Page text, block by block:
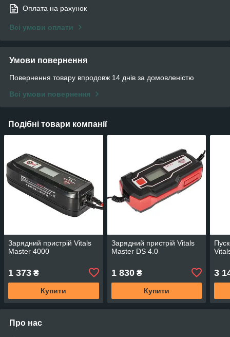
Оплата на рахунок
Всі умови оплати
Умови повернення
Повернення товару впродовж 14 днів за домовленістю
Всі умови повернення
Подібні товари компанії
Зарядний пристрій Vitals
Master 4000
1 373 ₴
Купити
Зарядний пристрій Vitals
Master DS 4.0
1 830₴
Купити
3
Про нас